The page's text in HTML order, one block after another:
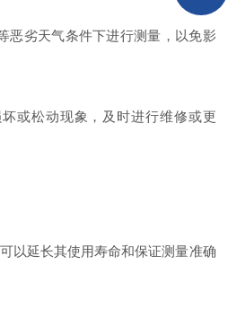
劣天气条件下进行测量，以免影
松动现象，及时进行维修或更
延长其使用寿命和保证测量准确